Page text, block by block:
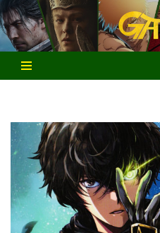
Aller
au
contenu